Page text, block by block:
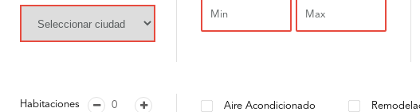
Habitaciones Aire Acondicionado